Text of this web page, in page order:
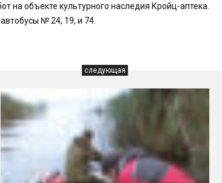
на объекте культурного наследия Кройц-аптека.
№ 24, 19, и 74.
следующая